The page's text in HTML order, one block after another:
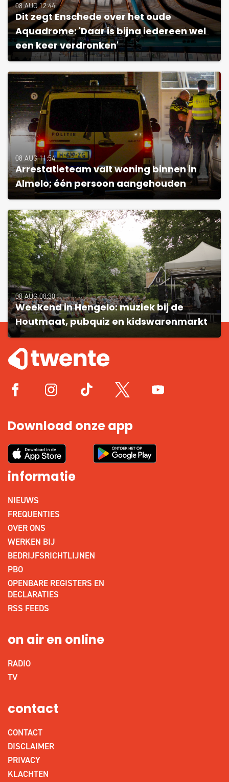
08 AUG 12:44
Dit zegt Enschede over het oude
Aquadrome: 'Daar is bijna iedereen wel
een keer verdronken'
08 AUG 11:54
Arrestatieteam valt woning binnen in
Almelo; één persoon aangehouden
08 AUG 08:30
Weekend in Hengelo: muziek bij de
Houtmaat, pubquiz en kidswarenmarkt
Download onze app
informatie
NIEUWS
FREQUENTIES
OVER ONS
WERKEN BIJ
BEDRIJFSRICHTLIJNEN
PBO
OPENBARE REGISTERS EN
DECLARATIES
RSS FEEDS
on air en online
RADIO
TV
contact
CONTACT
DISCLAIMER
PRIVACY
KLACHTEN